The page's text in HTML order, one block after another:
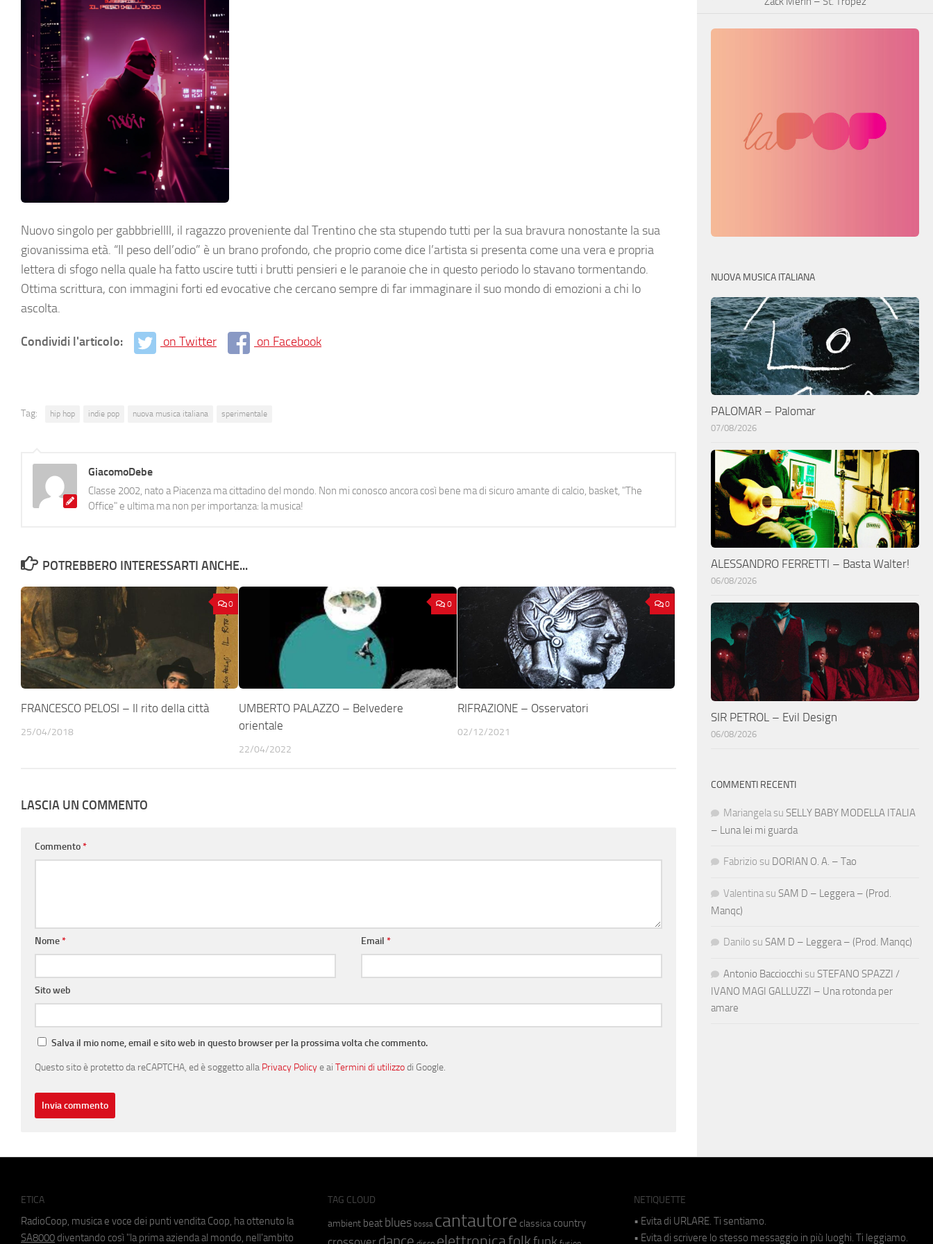
Nuovo singolo per gabbbriellll, il ragazzo proveniente dal Trentino che sta stupendo tutti per la sua bravura nonostante la sua
giovanissima età. “Il peso dell’odio” è un brano profondo, che proprio come dice l’artista si presenta come una vera e propria
lettera di sfogo nella quale ha fatto uscire tutti i brutti pensieri e le paranoie che in questo periodo lo stavano tormentando.
Ottima scrittura, con immagini forti ed evocative che cercano sempre di far immaginare il suo mondo di emozioni a chi lo
ascolta.
Condividi l'articolo: on Twitter on Facebook
Tag: hip hop indie pop nuova musica italiana sperimentale
GiacomoDebe
Classe 2002, nato a Piacenza ma cittadino del mondo. Non mi conosco ancora così bene ma di sicuro amante di calcio, basket, "The
Office" e ultima ma non per importanza: la musica!
POTREBBERO INTERESSARTI ANCHE...
0
FRANCESCO PELOSI – Il rito della città
25/04/2018
0
UMBERTO PALAZZO – Belvedere
orientale
22/04/2022
0
RIFRAZIONE – Osservatori
02/12/2021
LASCIA UN COMMENTO
Commento*
Nome* Email*
Sito web
Salva il mio nome, email e sito web in questo browser per la prossima volta che commento.
Questo sito è protetto da reCAPTCHA, ed è soggetto alla Privacy Policye ai Termini di utilizzodi Google.
NUOVA MUSICA ITALIANA
PALOMAR – Palomar
07/08/2026
ALESSANDRO FERRETTI – Basta Walter!
06/08/2026
SIR PETROL – Evil Design
06/08/2026
COMMENTI RECENTI
Mariangela su SELLY BABY MODELLA ITALIA
– Luna lei mi guarda
Fabrizio su DORIAN O. A. – Tao
Valentina su SAM D – Leggera – (Prod.
Manqc)
Danilo su SAM D – Leggera – (Prod. Manqc)
Antonio Bacciocchi su STEFANO SPAZZI /
IVANO MAGI GALLUZZI – Una rotonda per
amare
ETICA
RadioCoop, musica e voce dei punti vendita Coop, ha ottenuto la
SA8000 diventando così "la prima azienda al mondo, nell'ambito
TAG CLOUD
ambient beat blues bossa cantautore classica country
NETIQUETTE
• Evita di URLARE. Ti sentiamo.
• Evita di scrivere lo stesso messaggio in più luoghi. Ti leggiamo.